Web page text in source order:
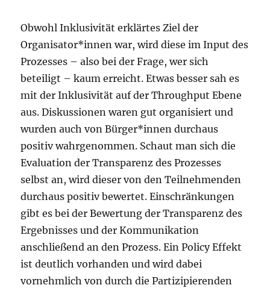
Obwohl Inklusivität erklärtes Ziel der
Organisator*innen war, wird diese im Input des
Prozesses – also bei der Frage, wer sich
beteiligt – kaum erreicht. Etwas besser sah es
mit der Inklusivität auf der Throughput Ebene
aus. Diskussionen waren gut organisiert und
wurden auch von Bürger*innen durchaus
positiv wahrgenommen. Schaut man sich die
Evaluation der Transparenz des Prozesses
selbst an, wird dieser von den Teilnehmenden
durchaus positiv bewertet. Einschränkungen
gibt es bei der Bewertung der Transparenz des
Ergebnisses und der Kommunikation
anschließend an den Prozess. Ein Policy Effekt
ist deutlich vorhanden und wird dabei
vornehmlich von durch die Partizipierenden